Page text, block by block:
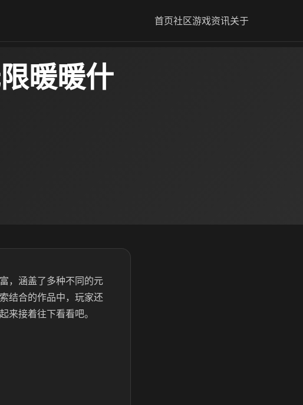
首页社区游戏资讯关于
暖暖什
，涵盖了多种不同的元
结合的作品中，玩家还
来接着往下看看吧。